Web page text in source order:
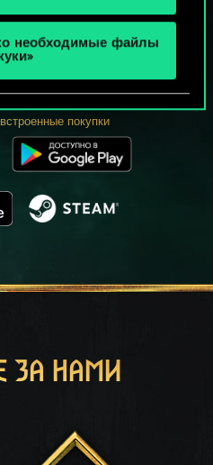
необходимые файлы
НА ПК
покупки
ЗА НАМИ